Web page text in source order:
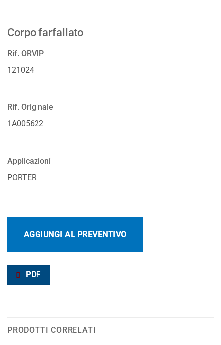
Corpo farfallato
Rif. ORVIP
121024
Rif. Originale
1A005622
Applicazioni
PORTER
AGGIUNGI AL PREVENTIVO
PDF
PRODOTTI CORRELATI